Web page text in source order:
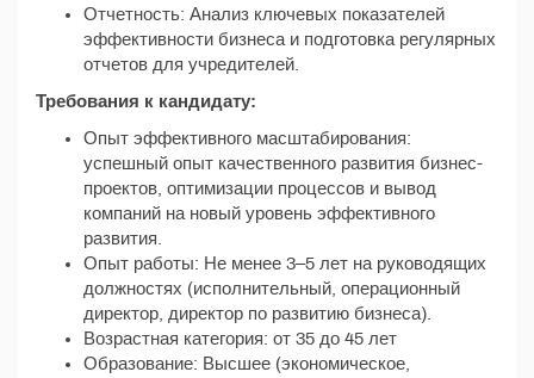
Отчетность: Анализ ключевых показателей
эффективности бизнеса и подготовка регулярных
отчетов для учредителей.
Требования к кандидату:
Опыт эффективного масштабирования:
успешный опыт качественного развития бизнес-
проектов, оптимизации процессов и вывод
компаний на новый уровень эффективного
развития.
Опыт работы: Не менее 3–5 лет на руководящих
должностях (исполнительный, операционный
директор, директор по развитию бизнеса).
Возрастная категория: от 35 до 45 лет
Образование: Высшее (экономическое,